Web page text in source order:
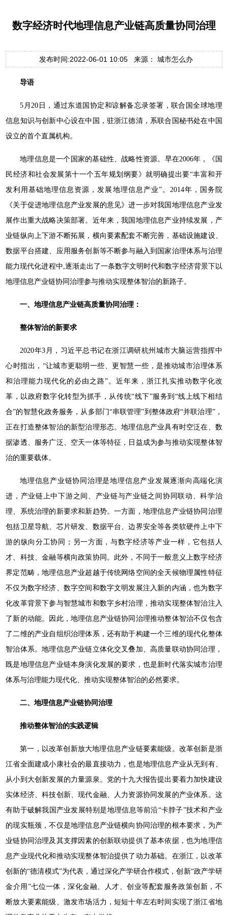
数字经济时代地理信息产业链高质量协同治理
发布时间:2022-06-01 10:05 来源： 城市怎么办
导语
5月20日，通过东道国协定和谅解备忘录签署，联合国全球地理
信息知识与创新中心设在中国，驻浙江德清，系联合国秘书处在中国
设立的首个直属机构。
地理信息是一个国家的基础性、战略性资源。早在2006年，《国
民经济和社会发展第十一个五年规划纲要》就明确提出要“丰富和开
发利用基础地理信息资源，发展地理信息产业”。2014年，国务院
《关于促进地理信息产业发展的意见》进一步对我国地理信息产业发
展作出重大战略决策部署。近年来，我国地理信息产业持续发展，产
业链纵向上下游不断拓展，横向要素配套不断完善，基础设施建设、
数据平台搭建、应用服务创新等不断参与融入到国家治理体系与治理
能力现代化进程中,逐渐走出了一条数字文明时代和数字经济背景下以
地理信息产业链协同治理参与推动实现整体智治的新路子。
一、地理信息产业链高质量协同治理：
整体智治的新要求
2020年3月，习近平总书记在浙江调研杭州城市大脑运营指挥中
心时指出，“让城市更聪明一些、更智慧一些，是推动城市治理体系
和治理能力现代化的必由之路”。近年来，浙江扎实推动数字化改
革，以政府数字化转型为抓手，从传统“线下”服务到“线上线下相结
合”的智慧化政务服务，从多部门“串联管理”到整体政府“并联治理”，
正在打造整体智治的新型治理形态。地理信息产业具有时空泛在、数
据渗透、服务广泛、空天一体等特征，日益成为参与推动实现整体智
治的重要载体。
地理信息产业链协同治理是地理信息产业发展逐渐向高端化演
进，产业链上中下游之间、产业链与产业链之间协同联动、科学治
理、系统治理的新要求和新趋势。一方面，地理信息产业链协同治理
包括卫星导航、芯片研发、数据平台、边界安全等各类软硬件上中下
游的纵向分工协同；另一方面，与数字经济等产业一样，它包括人
才、科技、金融等横向政策协同。此外，不同于一般意义上数字经济
界定范畴，地理信息产业超越于传统网络空间的全天候物理属性特征
不仅为数字经济、数字空间和数字文明发展注入新的内涵，也为数字
化改革背景下参与智慧城市和数字乡村治理，推动实现整体智治注入
了新的动能。因此，地理信息产业链协同治理推动整体智治不仅包含
了二维的产业自组织治理体系，还有助于构建一个三维的现代化整体
智治体系。地理信息产业链立体化交叉叠加、高质量联动协同治理，
既是地理信息产业链本身演化发展的要求，也是新时代落实城市治理
体系与治理能力现代化、推动实现整体智治的必然要求。
二、地理信息产业链协同治理
推动整体智治的实践逻辑
第一，以改革创新放大地理信息产业链要素能级。改革创新是浙
江省全面建成小康社会的最直接动力，也是地理信息产业从无到有、
从小到大创新发展的力量源泉。党的十九大报告提出要着力加快建设
实体经济、科技创新、现代金融、人力资源协同发展的产业体系。这
有助于破解我国产业发展特别是地理信息等前沿“卡脖子”技术和产业
的现实瓶颈，不仅是地理信息产业链横向协同治理的根本要求，为产
业链协同治理及其支撑因素的创新联动提供了基本依据，也为地理信
息产业现代化和推动实现整体智治提供了动力基础。在浙江，以改革
创新的“德清模式”为代表，通过深化产学研合作模式，创新“政产学研
金介用”七位一体，深化金融、人才、创业等配套服务政策创新，不
断放大要素能级、激发市场活力，短短十年左右时间实现了浙江省地